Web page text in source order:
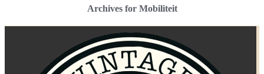
Archives for Mobiliteit